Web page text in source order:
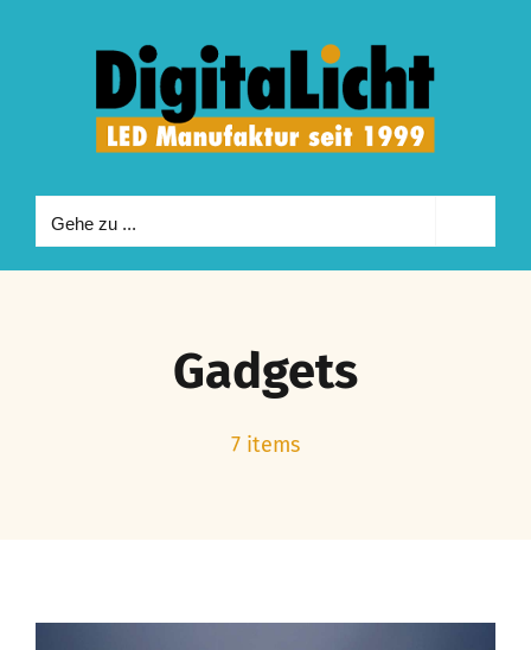
Gehe zu ...
Gadgets
7 items